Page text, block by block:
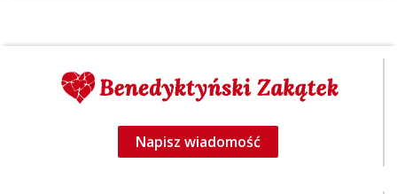
Napisz wiadomość